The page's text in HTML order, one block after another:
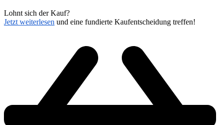
Lohnt sich der Kauf?
Jetzt weiterlesen und eine fundierte Kaufentscheidung treffen!